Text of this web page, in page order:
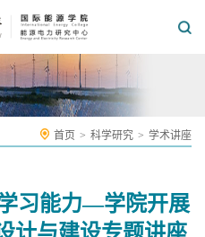
首页 > 科学研究 > 学术讲座
习能力—学院开展